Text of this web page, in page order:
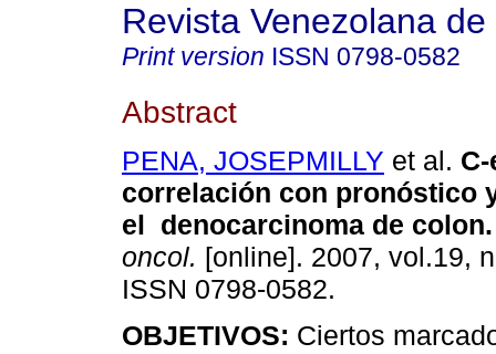
Revista Venezolana
Print version ISSN 0798-0582
Abstract
PENA, JOSEPMILLY et al.
correlación con pronóstico
el denocarcinoma de colon.
oncol. [online]. 2007, vol.19,
ISSN 0798-0582.
OBJETIVOS: Ciertos